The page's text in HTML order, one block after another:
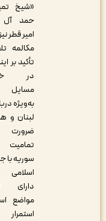
«شیخ تمیم بن
حمد آل ثانی»
امیر قطر نیز در این
مکالمه تلفنی با
تأکید بر اینکه قطر
در خصوص
مسایل منطقه
به‌ویژه درباره غزه،
لبنان و همچنین
ضرورت حفظ
تمامیت ارضی
سوریه با جمهوری
اسلامی ایران
دارای اشتراک
مواضع است، بر